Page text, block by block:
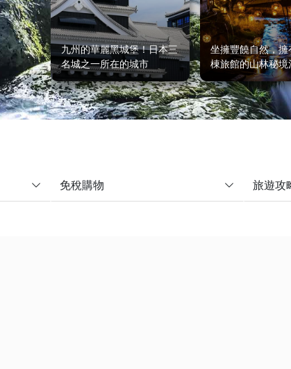
九州的華麗黑城堡！日本三
名城之一所在的城市
坐擁豐饒自然，
棟旅館的山林秘
免稅購物 旅遊攻